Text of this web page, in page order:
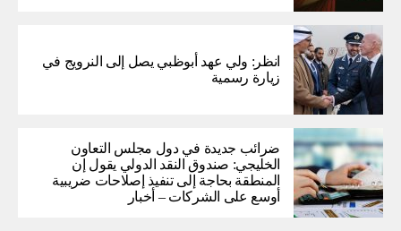
انظر: ولي عهد أبوظبي يصل إلى النرويج في
زيارة رسمية
ضرائب جديدة في دول مجلس التعاون
الخليجي: صندوق النقد الدولي يقول إن
المنطقة بحاجة إلى تنفيذ إصلاحات ضريبية
أوسع على الشركات – أخبار